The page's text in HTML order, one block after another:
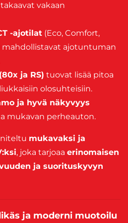
takaavat vakaan
-ajotilat (Eco, Comfort,
mahdollistavat ajotuntuman
ja RS) tuovat lisää pitoa
olosuhteisiin.
ja hyvä näkyvyys
mukavan perheauton.
mukavaksi ja
, joka tarjoaa erinomaisen
ja suorituskyvyn
ja moderni muotoilu